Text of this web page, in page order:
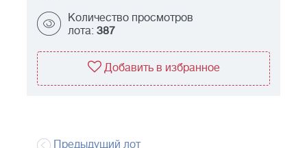
Количество просмотров
лота: 387
Добавить в избранное
Предыдущий лот